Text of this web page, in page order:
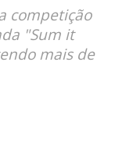
competição
"Sum it
mais de